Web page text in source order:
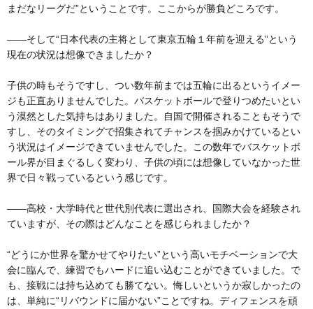
まだなリーグだ”ということです。ここからが勝負どころです。
――そして“日本代表の主将として東京五輪１年前を迎える”という
現在の状況は想像できましたか？
子供の時もそうですし、つい数年前までは五輪に出るというイメー
ジも正直ありませんでした。バスケットボールで登りつめたいとい
う漠然とした気持ちはありました。自国で開催されることもそうで
すし、そのタイミングで招集されてチャンスを掴みかけているとい
う状況はイメージできていませんでした。この数年でバスケットボ
ール界が目まぐるしく変わり、子供の頃には想像していなかった世
界で日々戦っているという感じです。
――高校・大学時代と世代別代表に選出され、国際大会を経験され
ていますが、その際はどんなことを感じられましたか？
“どうにか世界を驚かせてやりたい”という高いモチベーションで大
会に臨んで、練習でもハードに追い込むことができていました。で
も、接戦には持ち込めても勝てない。悔しいというか寂しかったの
は、単純に“リバウンドに届かない”ことですね。ディフェンスを頑